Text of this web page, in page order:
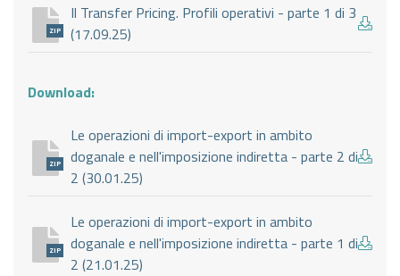
ZIP
Il Transfer Pricing. Profili operativi - parte 1 di 3
(17.09.25)
Download:
ZIP
Le operazioni di import-export in ambito
doganale e nell'imposizione indiretta - parte 2 di
2 (30.01.25)
ZIP
Le operazioni di import-export in ambito
doganale e nell'imposizione indiretta - parte 1 di
2 (21.01.25)